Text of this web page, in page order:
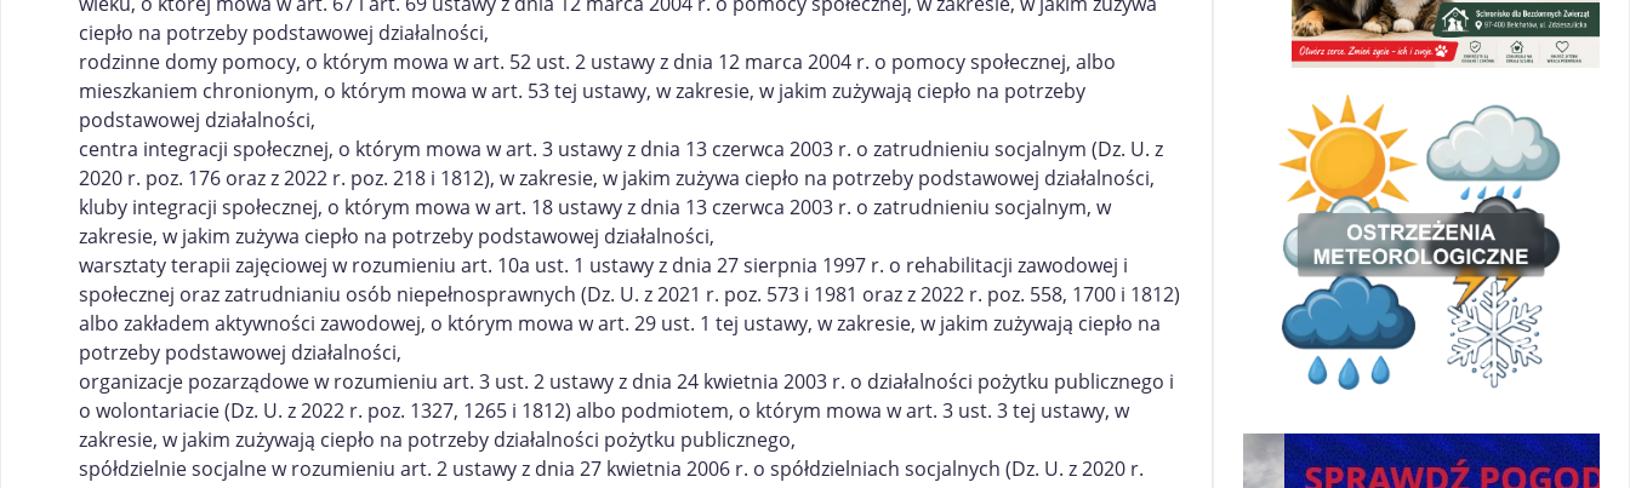
ciepło na potrzeby podstawowej działalności,
rodzinne domy pomocy, o którym mowa w art. 52 ust. 2 ustawy z dnia 12 marca 2004 r. o pomocy społecznej, albo
mieszkaniem chronionym, o którym mowa w art. 53 tej ustawy, w zakresie, w jakim zużywają ciepło na potrzeby
podstawowej działalności,
centra integracji społecznej, o którym mowa w art. 3 ustawy z dnia 13 czerwca 2003 r. o zatrudnieniu socjalnym (Dz. U. z
2020 r. poz. 176 oraz z 2022 r. poz. 218 i 1812), w zakresie, w jakim zużywa ciepło na potrzeby podstawowej działalności,
kluby integracji społecznej, o którym mowa w art. 18 ustawy z dnia 13 czerwca 2003 r. o zatrudnieniu socjalnym, w
zakresie, w jakim zużywa ciepło na potrzeby podstawowej działalności,
warsztaty terapii zajęciowej w rozumieniu art. 10a ust. 1 ustawy z dnia 27 sierpnia 1997 r. o rehabilitacji zawodowej i
społecznej oraz zatrudnianiu osób niepełnosprawnych (Dz. U. z 2021 r. poz. 573 i 1981 oraz z 2022 r. poz. 558, 1700 i 1812)
albo zakładem aktywności zawodowej, o którym mowa w art. 29 ust. 1 tej ustawy, w zakresie, w jakim zużywają ciepło na
potrzeby podstawowej działalności,
organizacje pozarządowe w rozumieniu art. 3 ust. 2 ustawy z dnia 24 kwietnia 2003 r. o działalności pożytku publicznego i
o wolontariacie (Dz. U. z 2022 r. poz. 1327, 1265 i 1812) albo podmiotem, o którym mowa w art. 3 ust. 3 tej ustawy, w
zakresie, w jakim zużywają ciepło na potrzeby działalności pożytku publicznego,
spółdzielnie socjalne w rozumieniu art. 2 ustawy z dnia 27 kwietnia 2006 r. o spółdzielniach socjalnych (Dz. U. z 2020 r.